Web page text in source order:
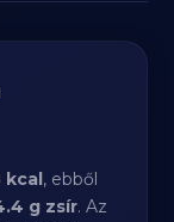
kcal, ebből
g zsír. Az